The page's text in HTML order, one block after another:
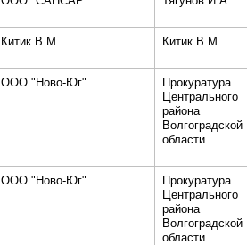
Китик В.М. Китик В.М.
ООО "Ново-Юг"
Прокуратура
Центрального
района
Волгоградской
области
ООО "Ново-Юг"
Прокуратура
Центрального
района
Волгоградской
области